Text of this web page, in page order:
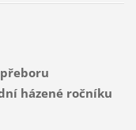
házené ročníku